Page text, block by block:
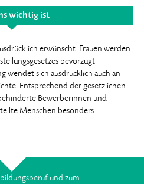
wichtig ist
erwünscht. Frauen werden
bevorzugt
wendet sich ausdrücklich auch an
Entsprechend der gesetzlichen
Bewerberinnen und
Menschen besonders
und zum